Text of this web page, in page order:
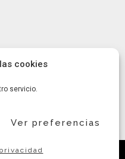
cookies
servicio.
Ver preferencias